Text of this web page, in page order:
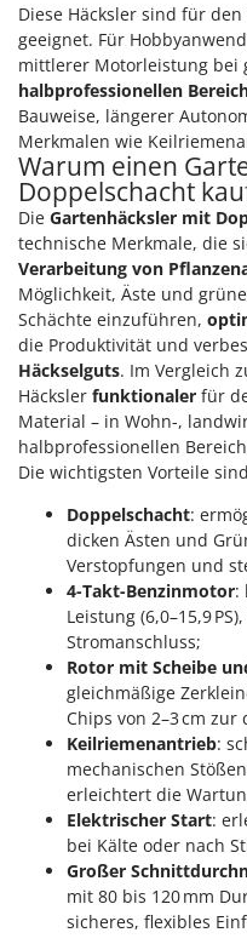
V
Verdemax
Vesco
Volpi
W
Waldner
Weber
WIDU
Wiper EcoRobot
Wolf Garten
Wortex
Worx
Y Yard Force
Zanon
Zephir
ZGrills
Zodiac
Zomax
Diese Häcksler sind für den
geeignet. Für
mittlerer Motorleistung bei
halbprofessionellen
Bauweise, längerer
Merkmalen wie
Warum einen
Doppelschacht
Die Gartenhäcksler mit
technische Merkmale, die
Verarbeitung von
Möglichkeit, Äste und
Schächte einzuführen,
die Produktivität und
Häckselguts. Im Vergleich
Häcksler funktionaler für
Material – in Wohn-,
halbprofessionellen
Die wichtigsten Vorteile
Doppelschacht:
dicken Ästen und
Verstopfungen und
4-Takt-Benzinmotor:
Leistung (6,0–15,9
Stromanschluss;
Rotor mit Scheibe
gleichmäßige
Chips von 2–3 cm
Keilriemenantrieb:
mechanischen
erleichtert die
Elektrischer Start:
bei Kälte oder nach
Großer
mit 80 bis 120 mm
sicheres, flexibles